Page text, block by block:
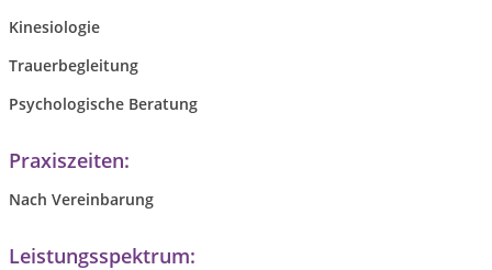
Kinesiologie
Trauerbegleitung
Psychologische Beratung
Praxiszeiten:
Nach Vereinbarung
Leistungsspektrum: